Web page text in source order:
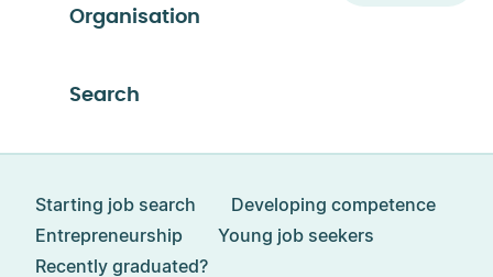
HämeenOrganisation
Search
Starting job search
Developing competence
Entrepreneurship
Young job seekers
Recently graduated?